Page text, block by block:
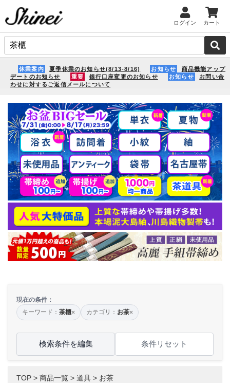
ログイン カート
休業案内 夏季休業のお知らせ(8/13-8/16) お知らせ
商品機能アップ
デートのお知らせ
重要 銀行口座変更のお知らせ お知らせ
お問い合
わせに対するご返信メールについて
現在の条件：
キーワード： 茶櫃× カテゴリ： お茶×
検索条件を編集 条件リセット
TOP > 商品一覧 > 道具 > お茶